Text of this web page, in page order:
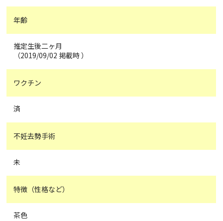
年齢
推定生後二ヶ月
（2019/09/02 掲載時 ）
ワクチン
済
不妊去勢手術
未
特徴（性格など）
茶色